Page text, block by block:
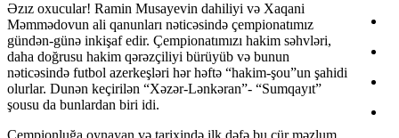
Əzız oxucular! Ramin Musayevin dahiliyi və Xaqani
Məmmədovun ali qanunları nəticəsində çempionatımız
gündən-günə inkişaf edir. Çempionatımızı hakim səhvləri,
daha doğrusu hakim qərəzçiliyi bürüyüb və bunun
nəticəsində futbol azerkeşləri hər həftə “hakim-şou”un şahidi
olurlar. Dunən keçirilən “Xəzər-Lənkəran”- “Sumqayıt”
şousu da bunlardan biri idi.